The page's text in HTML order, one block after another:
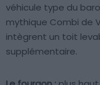
véhicule type du
mythique Combi de
intègrent un toit
supplémentaire.